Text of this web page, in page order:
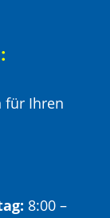
für Ihren
8:00 –